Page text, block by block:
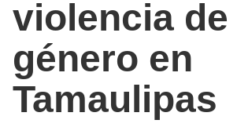
violencia de
género en
Tamaulipas